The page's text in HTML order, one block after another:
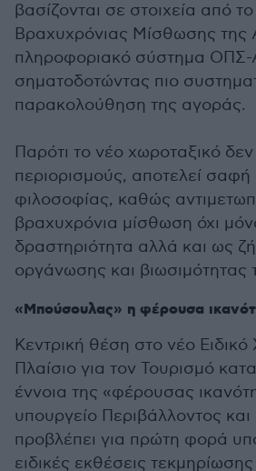
βασίζονται σε στοιχεία από
Βραχυχρόνιας Μίσθωσης της
πληροφοριακό σύστημα
σηματοδοτώντας πιο
παρακολούθηση της αγοράς.
Παρότι το νέο χωροταξικό
περιορισμούς, αποτελεί
φιλοσοφίας, καθώς
βραχυχρόνια μίσθωση όχι
δραστηριότητα αλλά και ως
οργάνωσης και βιωσιμότητας
«Μπούσουλας» η φέρουσα
Κεντρική θέση στο νέο
Πλαίσιο για τον Τουρισμό
έννοια της «φέρουσας
υπουργείο Περιβάλλοντος και
προβλέπει για πρώτη φορά
ειδικές εκθέσεις